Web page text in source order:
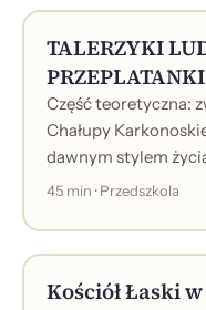
TALERZYKI
PRZEPLATANKI
Część teoretyczna:
Chałupy
dawnym stylem
praktyczna:
45 min · Przedszkola
Kościół Łaski